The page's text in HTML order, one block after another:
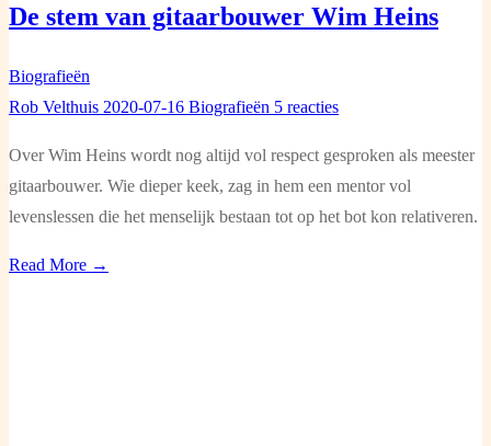
De stem van gitaarbouwer Wim Heins
Biografieën
Rob Velthuis 2020-07-16 Biografieën 5 reacties
Over Wim Heins wordt nog altijd vol respect gesproken als meester
gitaarbouwer. Wie dieper keek, zag in hem een mentor vol
levenslessen die het menselijk bestaan tot op het bot kon relativeren.
Read More →